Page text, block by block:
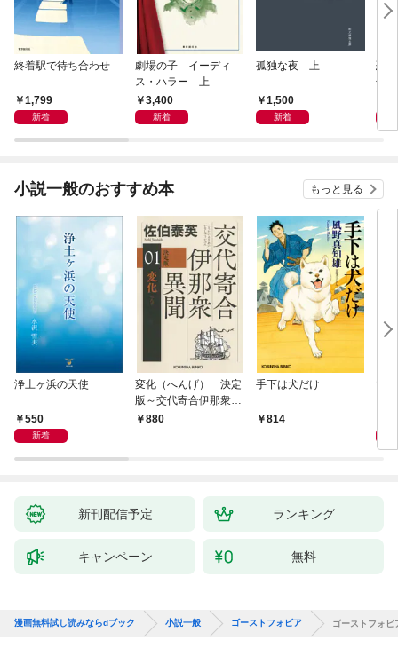
終着駅で待ち合わせ
1,799
新着
劇場の子 イーディ
ス・ハラー 上
3,400
新着
孤独な夜 上
1,500
新着
恐
化
小説一般のおすすめ本 もっと見る
浄土ヶ浜の天使
550
新着
変化（へんげ） 決定
版～交代寄合伊那衆異
聞（1）～
880
手下は犬だけ
814
新刊配信予定 ランキング
キャンペーン 無料
漫画無料試し読みならdブック 小説一般 ゴーストフォビア ゴーストフォビ